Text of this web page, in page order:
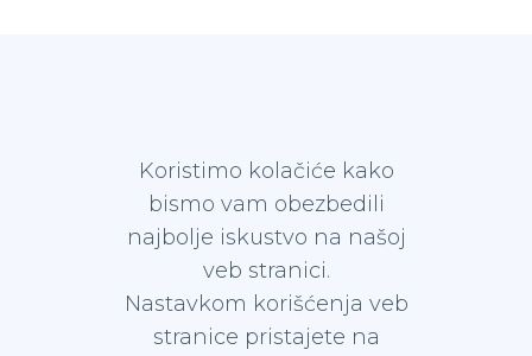
Koristimo kolačiće kako
bismo vam obezbedili
najbolje iskustvo na našoj
veb stranici.
Nastavkom korišćenja veb
stranice pristajete na